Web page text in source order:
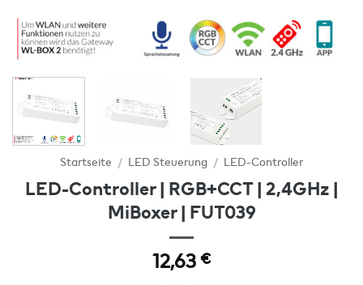
Startseite / LED Steuerung / LED-Controller
LED-Controller | RGB+CCT | 2,4GHz |
MiBoxer | FUT039
12,63 €